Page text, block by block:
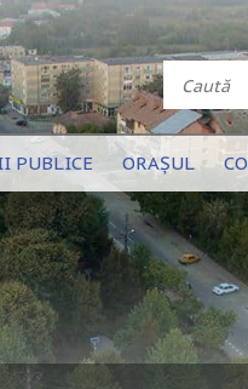
PUBLICE ORAȘUL